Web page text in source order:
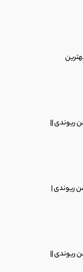
ریوندی ||
ریوندی |
ریوندی ||